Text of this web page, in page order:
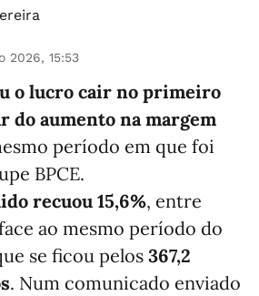
2026, 15:53
o lucro cair no primeiro
do aumento na margem
período em que foi
BPCE.
recuou 15,6%, entre
ao mesmo período do
se ficou pelos 367,2
. Num comunicado enviado